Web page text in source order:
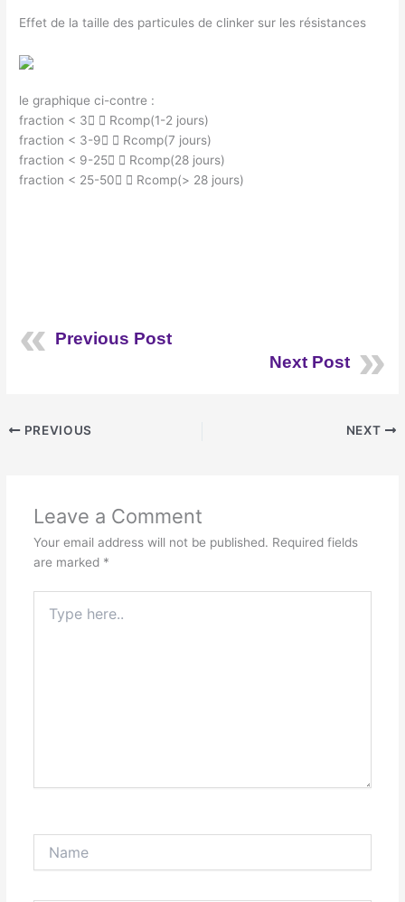
Effet de la taille des particules de clinker sur les résistances
le graphique ci-contre :
fraction < 3  Rcomp(1-2 jours)
fraction < 3-9  Rcomp(7 jours)
fraction < 9-25  Rcomp(28 jours)
fraction < 25-50  Rcomp(> 28 jours)
Previous Post
Next Post
PREVIOUS NEXT
Leave a Comment
Your email address will not be published. Required fields
are marked *
here..